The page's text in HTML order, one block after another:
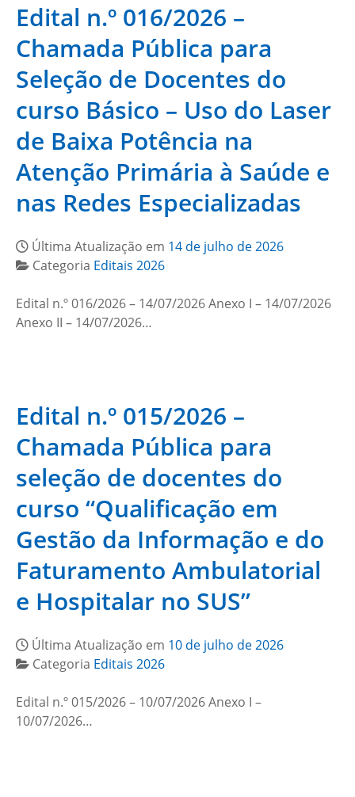
Edital n.º 016/2026 –
Chamada Pública para
Seleção de Docentes do
curso Básico – Uso do Laser
de Baixa Potência na
Atenção Primária à Saúde e
nas Redes Especializadas
Última Atualização em 14 de julho de 2026
Categoria Editais 2026
Edital n.º 016/2026 – 14/07/2026 Anexo I – 14/07/2026
Anexo II – 14/07/2026…
Edital n.º 015/2026 –
Chamada Pública para
seleção de docentes do
curso “Qualificação em
Gestão da Informação e do
Faturamento Ambulatorial
e Hospitalar no SUS”
Última Atualização em 10 de julho de 2026
Categoria Editais 2026
Edital n.º 015/2026 – 10/07/2026 Anexo I –
10/07/2026…